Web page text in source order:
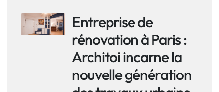
Entreprise de
rénovation à Paris :
Architoi incarne la
nouvelle génération